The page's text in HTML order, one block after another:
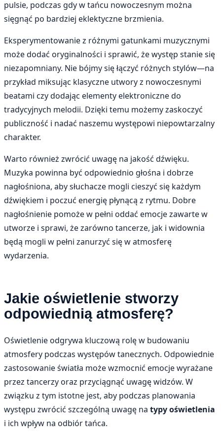
pulsie, podczas gdy w tańcu nowoczesnym można
sięgnąć po bardziej eklektyczne brzmienia.
Eksperymentowanie z różnymi gatunkami muzycznymi
może dodać oryginalności i sprawić, że występ stanie się
niezapomniany. Nie bójmy się łączyć różnych stylów—na
przykład miksując klasyczne utwory z nowoczesnymi
beatami czy dodając elementy elektroniczne do
tradycyjnych melodii. Dzięki temu możemy zaskoczyć
publiczność i nadać naszemu występowi niepowtarzalny
charakter.
Warto również zwrócić uwagę na jakość dźwięku.
Muzyka powinna być odpowiednio głośna i dobrze
nagłośniona, aby słuchacze mogli cieszyć się każdym
dźwiękiem i poczuć energię płynącą z rytmu. Dobre
nagłośnienie pomoże w pełni oddać emocje zawarte w
utworze i sprawi, że zarówno tancerze, jak i widownia
będą mogli w pełni zanurzyć się w atmosferę
wydarzenia.
Jakie oświetlenie stworzy
odpowiednią atmosferę?
Oświetlenie odgrywa kluczową rolę w budowaniu
atmosfery podczas występów tanecznych. Odpowiednie
zastosowanie światła może wzmocnić emocje wyrażane
przez tancerzy oraz przyciągnąć uwagę widzów. W
związku z tym istotne jest, aby podczas planowania
występu zwrócić szczególną uwagę na typy oświetlenia
i ich wpływ na odbiór tańca.